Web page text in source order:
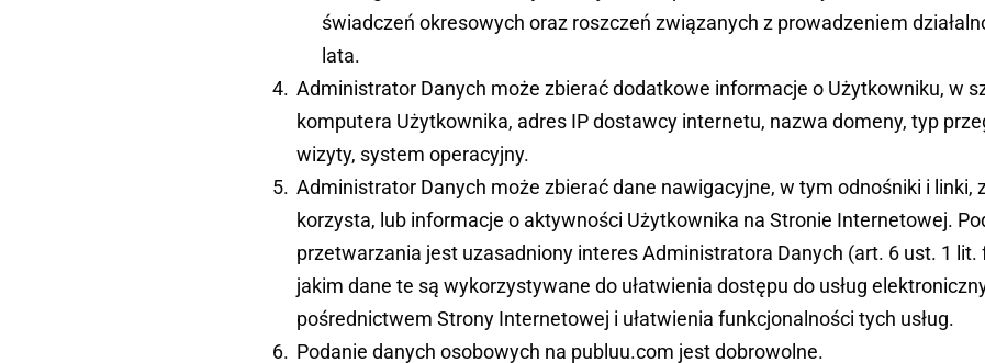
świadczeń okresowych oraz roszczeń związanych z prowadzeniem
lata.
Administrator Danych może zbierać dodatkowe informacje o Użytkowniku, w
komputera Użytkownika, adres IP dostawcy internetu, nazwa domeny, typ
wizyty, system operacyjny.
Administrator Danych może zbierać dane nawigacyjne, w tym odnośniki i linki,
korzysta, lub informacje o aktywności Użytkownika na Stronie Internetowej.
przetwarzania jest uzasadniony interes Administratora Danych (art. 6 ust. 1 lit.
jakim dane te są wykorzystywane do ułatwienia dostępu do usług
pośrednictwem Strony Internetowej i ułatwienia funkcjonalności tych usług.
Podanie danych osobowych na publuu.com jest dobrowolne.